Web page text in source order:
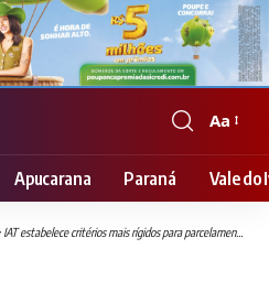
Font
Resizer
Aa
Apucarana Paraná Vale do
IAT estabelece critérios mais rígidos para parcelamento e subdivisão de imóveis rurais